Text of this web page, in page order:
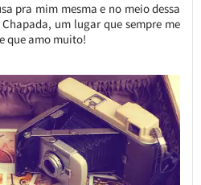
pra mim mesma e no meio dessa
um lugar que sempre me
que amo muito!